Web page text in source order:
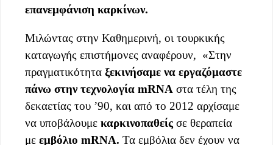
επανεμφάνιση καρκίνων.
Μιλώντας στην Καθημερινή, οι τουρκικής
καταγωγής επιστήμονες αναφέρουν, «Στην
πραγματικότητα ξεκινήσαμε να εργαζόμαστε
πάνω στην τεχνολογία mRNA στα τέλη της
δεκαετίας του ’90, και από το 2012 αρχίσαμε
να υποβάλουμε καρκινοπαθείς σε θεραπεία
με εμβόλιο mRNA. Τα εμβόλια δεν έχουν να